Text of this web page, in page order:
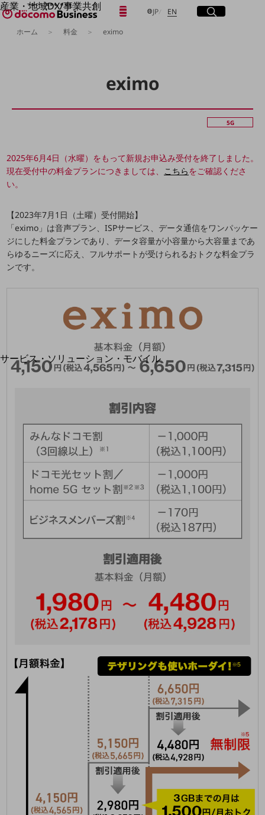
eximo
5G
産業・地域DX/事業共創
OPEN HUB for Plural Futures
自律・分散・協調型社会の実現を目指し、
プレイヤー(カタリスト/パートナー企業)
Smart City
Smart Education
Smart Healthcare
Smart Industry
Smart Worksite
生成AI(Generative AI)
地域の取り組み
地域社会を支える皆さまと地域課題の解決や
地域経済のさらなる活性化に取り組みます
LGPF(Local Government Platform)
別ウィンドウで開きます
サービス・ソリューション・モバイル
サービス・ソリューションTOP
サービス・ソリューションをご紹介
カテゴリーで探すTOP
ネットワーク・モバイル
クラウド・データセンター
電話・映像コミュニケーション
セキュリティ
データ利活用
運用管理
災害対策・BCP
課題・ニーズで探す
課題・ニーズで探すTOP
コミュニケーション・情報共有
職場環境整備
JP日本語
ENEnglishサイト内検索
開く
メニュー
開く
ホーム 料金 eximo
2025年6月4日（水曜）をもって新規お申込み受付を終了しました。
現在受付中の料金プランにつきましては、 こちらをご確認くださ
い。
【2023年7月1日（土曜）受付開始】
「eximo」は音声プラン、ISPサービス、データ通信をワンパッケー
ジにした料金プランであり、データ容量が小容量から大容量まであ
らゆるニーズに応え、フルサポートが受けられるおトクな料金プラ
ンです。